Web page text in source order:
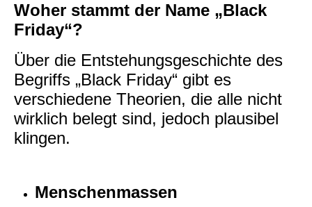
Woher stammt der Name „Black
Friday“?
Über die Entstehungsgeschichte des
Begriffs „Black Friday“ gibt es
verschiedene Theorien, die alle nicht
wirklich belegt sind, jedoch plausibel
klingen.
Menschenmassen